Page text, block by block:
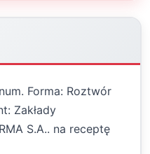
Forma: Roztwór
Zakłady
S.A.. na receptę